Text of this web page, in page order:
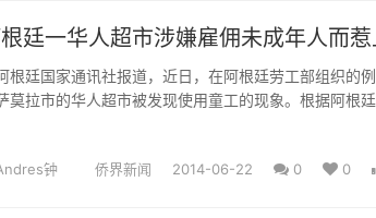
廷一华人超市涉嫌雇佣未成年人而惹
根廷国家通讯社报道，近日，在阿根廷劳工部组织的
莫拉市的华人超市被发现使用童工的现象。根据阿根
钟 侨界新闻 2014-06-22 0 0